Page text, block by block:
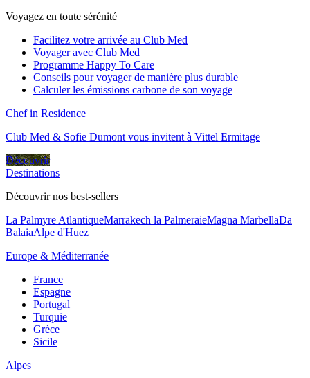
Voyagez en toute sérénité
Facilitez votre arrivée au Club Med
Voyager avec Club Med
Programme Happy To Care
Conseils pour voyager de manière plus durable
Calculer les émissions carbone de son voyage
Chef in Residence
Club Med & Sofie Dumont vous invitent à Vittel Ermitage
Découvrir
Destinations
Découvrir nos best-sellers
La Palmyre AtlantiqueMarrakech la PalmeraieMagna MarbellaDa
BalaiaAlpe d'Huez
Europe & Méditerranée
France
Espagne
Portugal
Turquie
Grèce
Sicile
Alpes